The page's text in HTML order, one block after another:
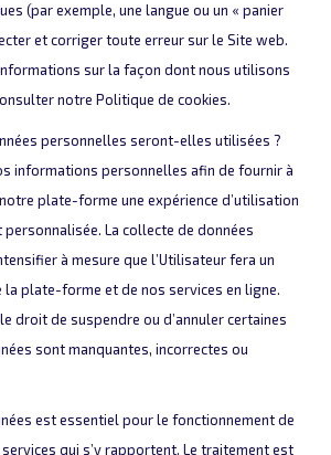
(par exemple, une langue ou un « panier
et corriger toute erreur sur le Site web.
sur la façon dont nous utilisons
notre Politique de cookies.
personnelles seront-elles utilisées ?
informations personnelles afin de fournir à
plate-forme une expérience d’utilisation
La collecte de données
à mesure que l’Utilisateur fera un
plate-forme et de nos services en ligne.
droit de suspendre ou d’annuler certaines
sont manquantes, incorrectes ou
est essentiel pour le fonctionnement de
qui s’y rapportent. Le traitement est